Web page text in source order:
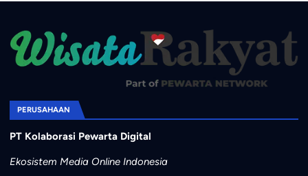
PERUSAHAAN
PT Kolaborasi Pewarta Digital
Ekosistem Media Online Indonesia